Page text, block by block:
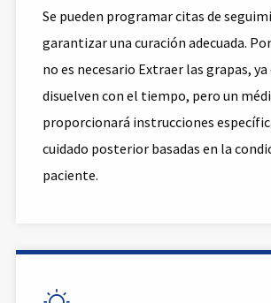
Se pueden programar citas de
garantizar una curación adecuada.
no es necesario Extraer las grapas, ya
disuelven con el tiempo, pero un
proporcionará instrucciones
cuidado posterior basadas en la
paciente.